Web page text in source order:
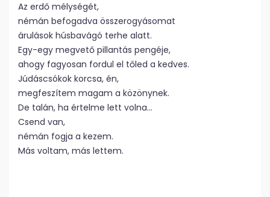
Az erdő mélységét,
némán befogadva összerogyásomat
árulások húsbavágó terhe alatt.
Egy-egy megvető pillantás pengéje,
ahogy fagyosan fordul el tőled a kedves.
Júdáscsókok korcsa, én,
megfeszítem magam a közönynek.
De talán, ha értelme lett volna…
Csend van,
némán fogja a kezem.
Más voltam, más lettem.